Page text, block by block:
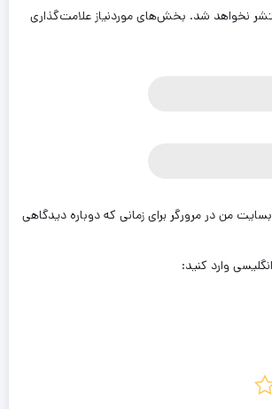
نخواهد شد. بخش‌های موردنیاز علامت‌گذاری
من در مرورگر برای زمانی که دوباره دیدگاهی
وارد کنید: